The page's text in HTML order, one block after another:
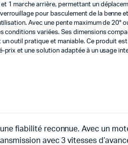
et 1 marche arrière, permettant un
pour basculement de la benne
Avec une pente maximum de 20°
conditions variées. Ses dimensions
un outil pratique et maniable. Ce produit
prix et une solution adaptée à un usage
fiabilité reconnue. Avec un
avec 3 vitesses